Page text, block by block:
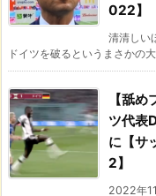
022】
清清しい
ドイツを破るというまさかの
【舐
ツ代表
に【サ
2】
2022年